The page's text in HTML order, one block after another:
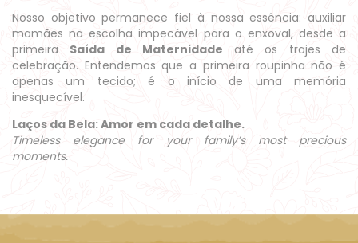
Nosso objetivo permanece fiel à nossa essência: auxiliar
mamães na escolha impecável para o enxoval, desde a
primeira Saída de Maternidade até os trajes de
celebração. Entendemos que a primeira roupinha não é
apenas um tecido; é o início de uma memória
inesquecível.
Laços da Bela: Amor em cada detalhe.
Timeless elegance for your family’s most precious
moments.